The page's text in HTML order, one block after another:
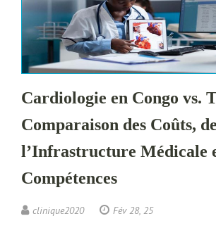
Cardiologie en Congo vs.
Comparaison des Coûts, de
l’Infrastructure Médicale
Compétences
clinique2020
Fév 28, 25